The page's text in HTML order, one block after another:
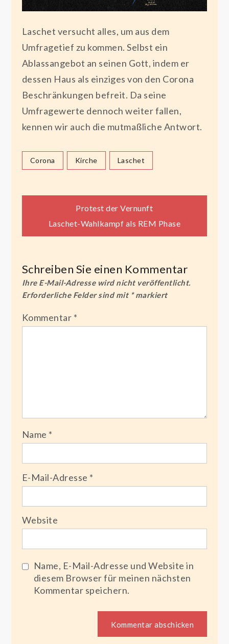
Laschet versucht alles, um aus dem
Umfragetief zu kommen. Selbst ein
Ablassangebot an seinen Gott, indem er
dessen Haus als einziges von den Corona
Beschränkungen befreit. Da seine
Umfragewerte dennoch weiter fallen,
kennen wir auch die mutmaßliche Antwort.
Corona Kirche Laschet
Beitragsnavigation
Protest der Vernunft
Laschet-Wahlkampf als REM Phase
Schreiben Sie einen Kommentar
Ihre E-Mail-Adresse wird nicht veröffentlicht.
Erforderliche Felder sind mit *markiert
Kommentar *
Name *
E-Mail-Adresse *
Website
Name, E-Mail-Adresse und Website in
diesem Browser für meinen nächsten
Kommentar speichern.